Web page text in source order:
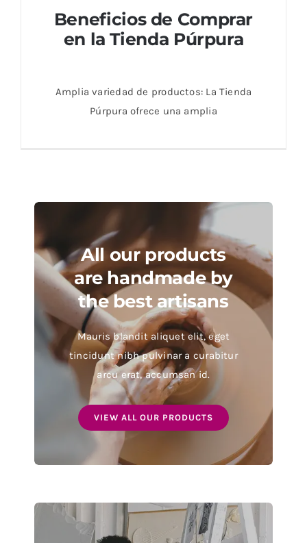
Beneficios de Comprar
en la Tienda Púrpura
Amplia variedad de productos: La Tienda
Púrpura ofrece una amplia
All our products
are handmade by
the best artisans
Mauris blandit aliquet elit, eget
tincidunt nibh pulvinar a curabitur
arcu erat, accumsan id.
VIEW ALL OUR PRODUCTS